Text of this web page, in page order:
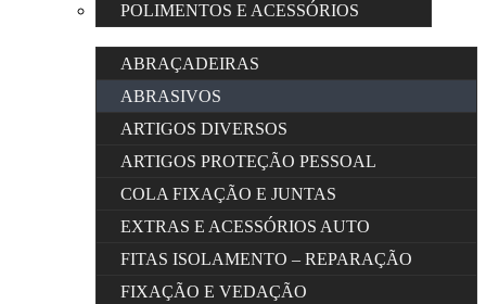
POLIMENTOS E ACESSÓRIOS
ABRAÇADEIRAS
ABRASIVOS
ARTIGOS DIVERSOS
ARTIGOS PROTEÇÃO PESSOAL
COLA FIXAÇÃO E JUNTAS
EXTRAS E ACESSÓRIOS AUTO
FITAS ISOLAMENTO – REPARAÇÃO
FIXAÇÃO E VEDAÇÃO